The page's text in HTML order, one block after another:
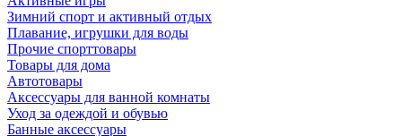
Зимний спорт и активный отдых
Плавание, игрушки для воды
Прочие спорттовары
Товары для дома
Автотовары
Аксессуары для ванной комнаты
Уход за одеждой и обувью
Банные аксессуары